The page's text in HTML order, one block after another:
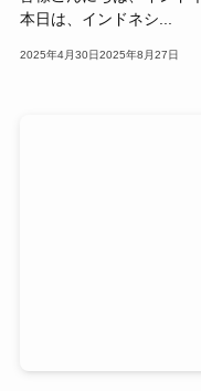
本日は、インドネシ...
2025年4月30日2025年8月27日